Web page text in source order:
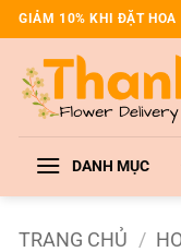
Bỏ
qua
dung
GIẢM 10% KHI ĐẶT HOA
DANH MỤC
TRANG CHỦ /